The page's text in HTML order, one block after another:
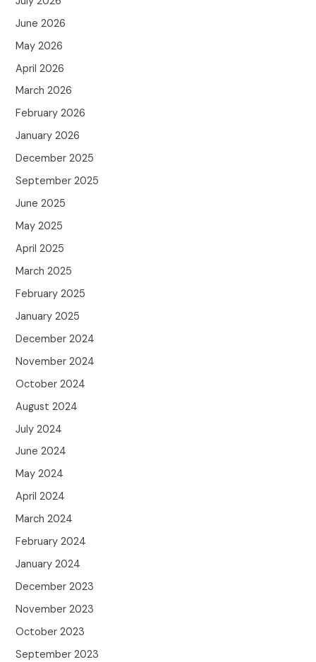
June 2026
May 2026
April 2026
March 2026
February 2026
January 2026
December 2025
September 2025
June 2025
May 2025
April 2025
March 2025
February 2025
January 2025
December 2024
November 2024
October 2024
August 2024
July 2024
June 2024
May 2024
April 2024
March 2024
February 2024
January 2024
December 2023
November 2023
October 2023
September 2023